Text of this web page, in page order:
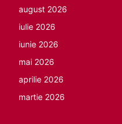
august 2026
iulie 2026
iunie 2026
mai 2026
aprilie 2026
martie 2026